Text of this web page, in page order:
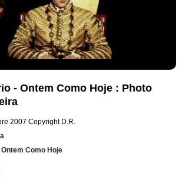
- Ontem Como Hoje : Photo
2007 Copyright D.R.
Como Hoje